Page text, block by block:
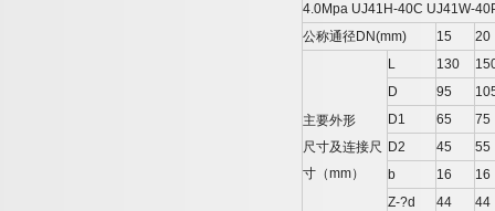
4.0Mpa UJ41H-40C UJ41W-
公称通径DN(mm) 15 20
主要外形
尺寸及连接尺
寸（mm）
L 130
D
95
D1
65
75
D2
45
55
b
16
16
Z-?d
44
44